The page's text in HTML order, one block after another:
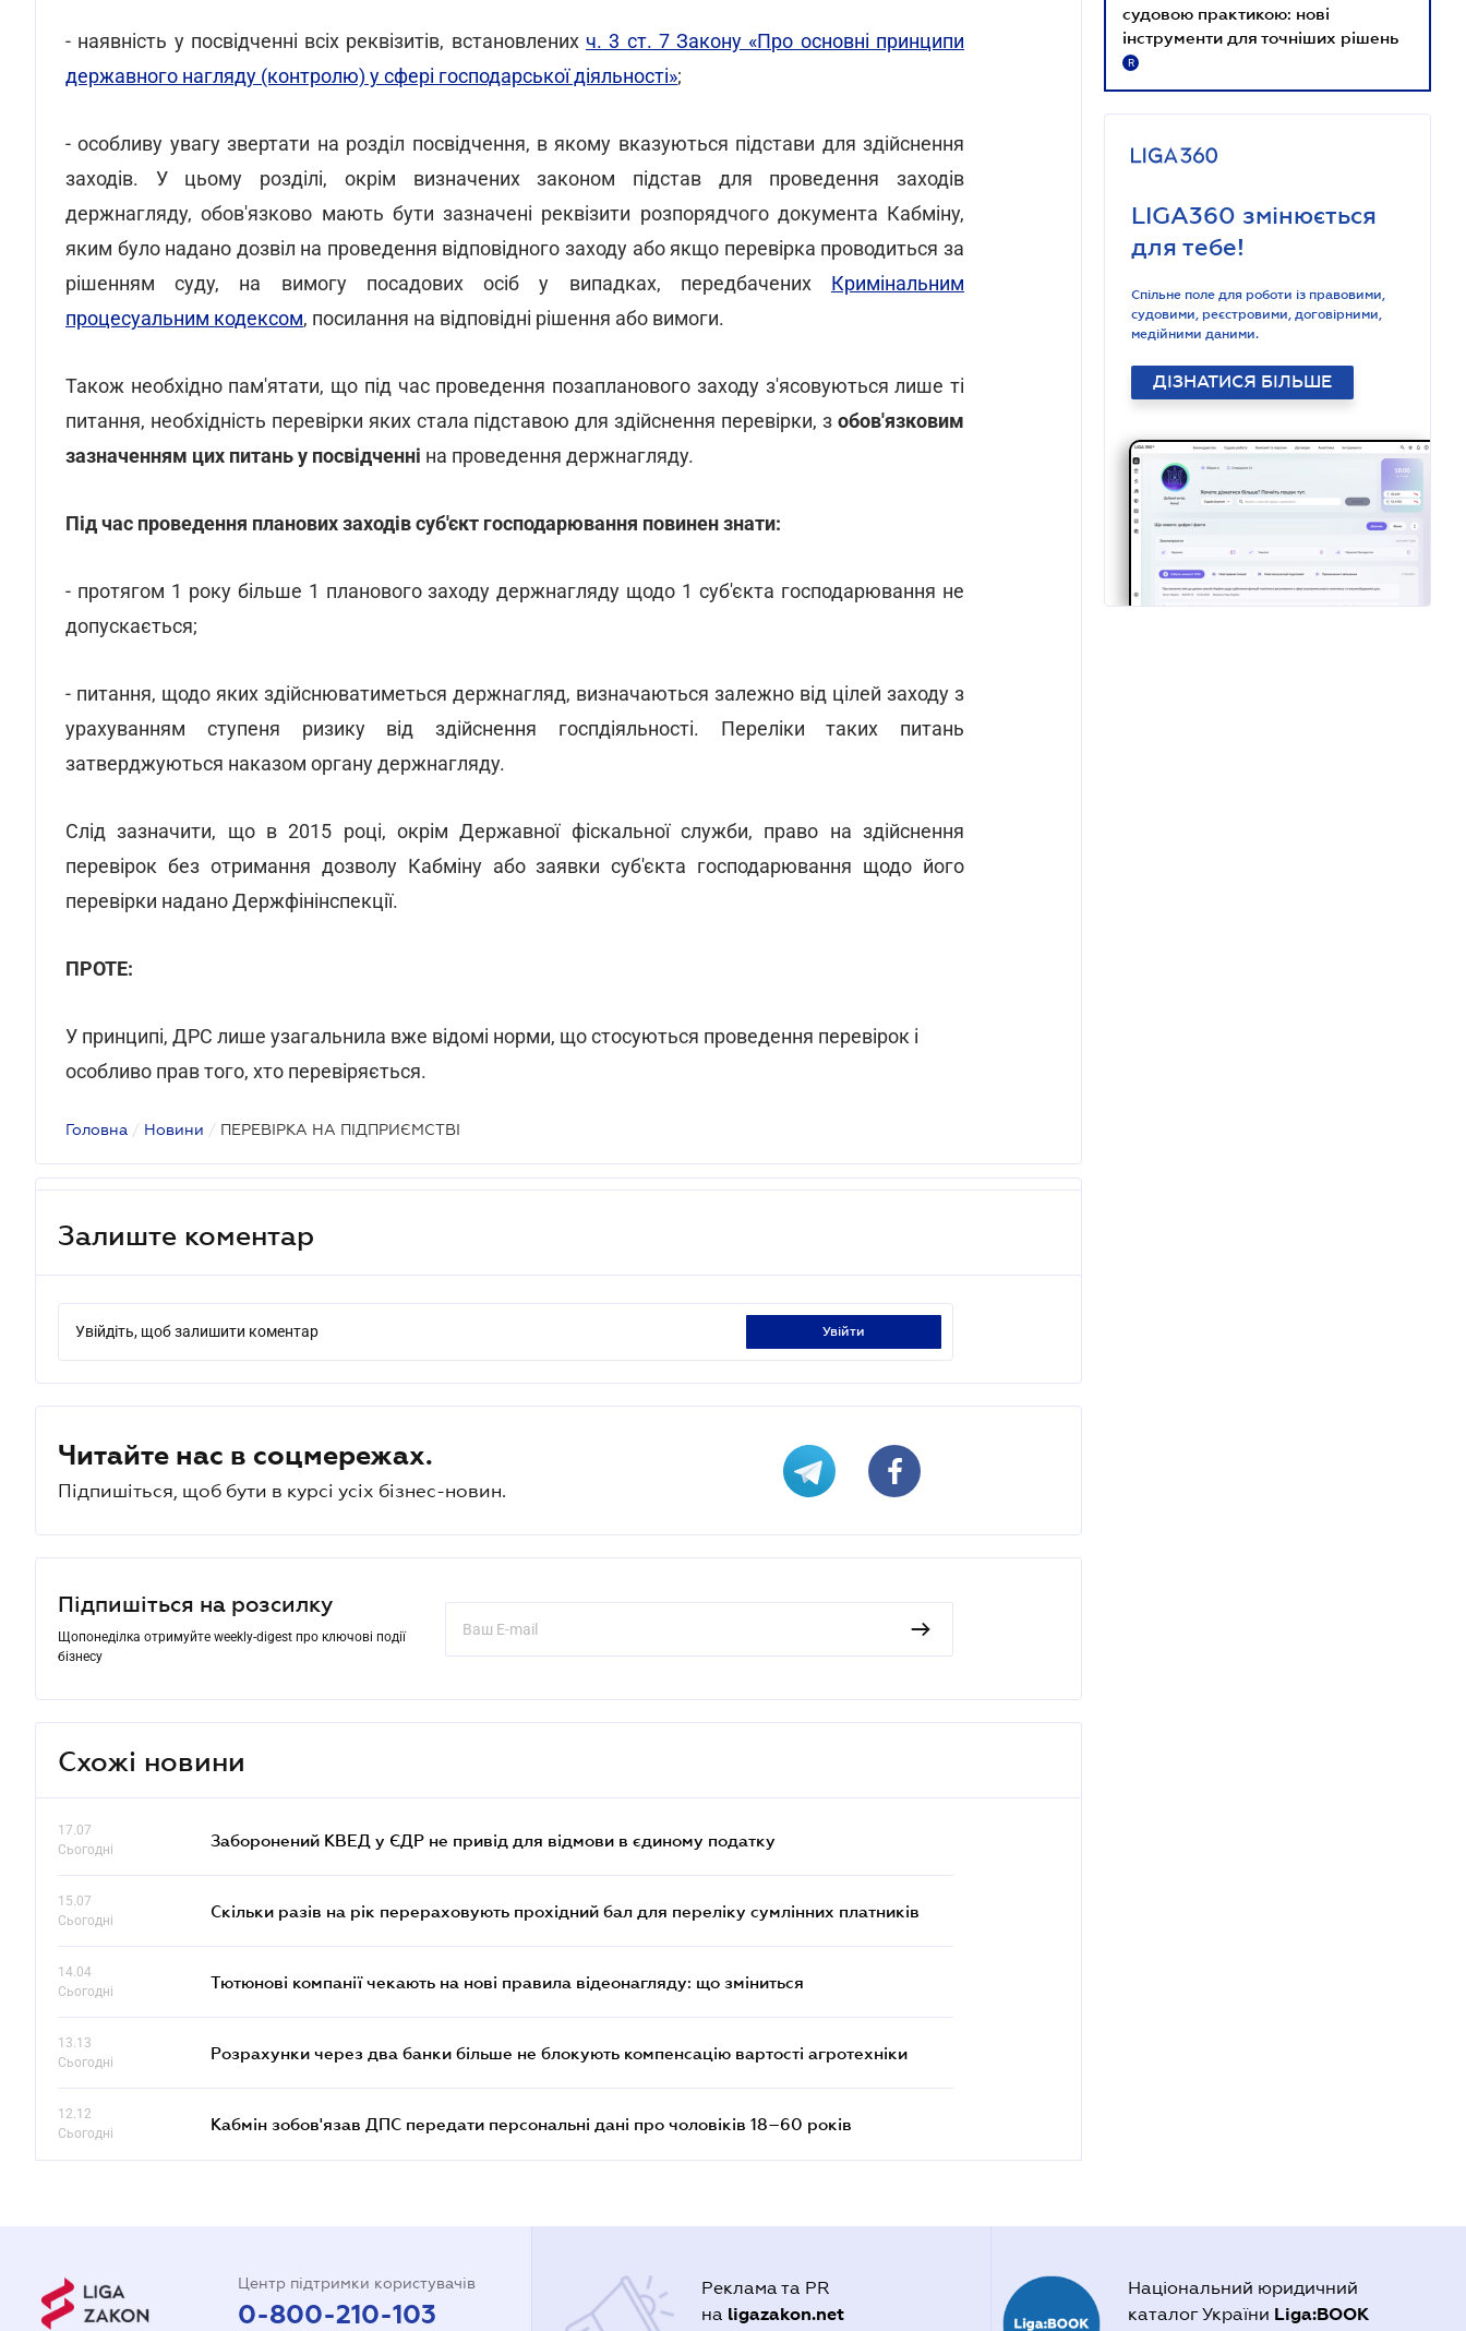
- наявність у посвідченні всіх реквізитів, встановлених ч. 3 ст. 7 Закону «Про основні принципи
державного нагляду (контролю) у сфері господарської діяльності»;
- особливу увагу звертати на розділ посвідчення, в якому вказуються підстави для здійснення
заходів. У цьому розділі, окрім визначених законом підстав для проведення заходів
держнагляду, обов'язково мають бути зазначені реквізити розпорядчого документа Кабміну,
яким було надано дозвіл на проведення відповідного заходу або якщо перевірка проводиться за
рішенням суду, на вимогу посадових осіб у випадках, передбачених Кримінальним
процесуальним кодексом, посилання на відповідні рішення або вимоги.
Також необхідно пам'ятати, що під час проведення позапланового заходу з'ясовуються лише ті
питання, необхідність перевірки яких стала підставою для здійснення перевірки, з обов'язковим
зазначенням цих питань у посвідченні на проведення держнагляду.
Під час проведення планових заходів суб'єкт господарювання повинен знати:
- протягом 1 року більше 1 планового заходу держнагляду щодо 1 суб'єкта господарювання не
допускається;
- питання, щодо яких здійснюватиметься держнагляд, визначаються залежно від цілей заходу з
урахуванням ступеня ризику від здійснення госпдіяльності. Переліки таких питань
затверджуються наказом органу держнагляду.
Слід зазначити, що в 2015 році, окрім Державної фіскальної служби, право на здійснення
перевірок без отримання дозволу Кабміну або заявки суб'єкта господарювання щодо його
перевірки надано Держфінінспекції.
ПРОТЕ:
У принципі, ДРС лише узагальнила вже відомі норми, що стосуються проведення перевірок і
особливо прав того, хто перевіряється.
Головна / Новини / ПЕРЕВІРКА НА ПІДПРИЄМСТВІ
Залиште коментар
Увійдіть, щоб залишити коментар увійти
Читайте нас в соцмережах.
Підпишіться, щоб бути в курсі усіх бізнес-новин.
Підпишіться на розсилку
Щопонеділка отримуйте weekly-digest про ключові події
бізнесу
Схожі новини
17.07
Сьогодні
Заборонений КВЕД у ЄДР не привід для відмови в єдиному податку
15.07
Сьогодні
Скільки разів на рік перераховують прохідний бал для переліку сумлінних платників
14.04
Сьогодні
Тютюнові компанії чекають на нові правила відеонагляду: що зміниться
13.13
Сьогодні
Розрахунки через два банки більше не блокують компенсацію вартості агротехніки
12.12
Сьогодні
Кабмін зобов'язав ДПС передати персональні дані про чоловіків 18–60 років
судовою практикою: нові
інструменти для точніших рішень
R
LIGA360 змінюється
для тебе!
Спільне поле для роботи із правовими,
судовими, реєстровими, договірними,
медійними даними.
ДІЗНАТИСЯ БІЛЬШЕ
Центр підтримки користувачів
0-800-210-103
Реклама та PR
на ligazakon.net
Національний юридичний
каталог України Liga:BOOK